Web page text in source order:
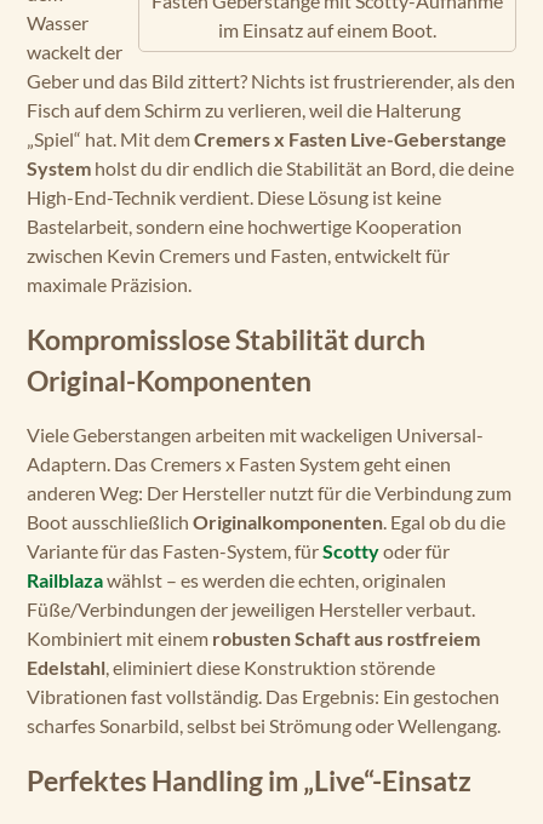
im Einsatz auf einem Boot.
Wasser
wackelt der
Geber und das Bild zittert? Nichts ist frustrierender, als den
Fisch auf dem Schirm zu verlieren, weil die Halterung
„Spiel“ hat. Mit demCremers x Fasten Live-Geberstange
System holst du dir endlich die Stabilität an Bord, die deine
High-End-Technik verdient. Diese Lösung ist keine
Bastelarbeit, sondern eine hochwertige Kooperation
zwischen Kevin Cremers und Fasten, entwickelt für
maximale Präzision.
Kompromisslose Stabilität durch
Original-Komponenten
Viele Geberstangen arbeiten mit wackeligen Universal-
Adaptern. Das Cremers x Fasten System geht einen
anderen Weg: Der Hersteller nutzt für die Verbindung zum
Boot ausschließlich Originalkomponenten. Egal ob du die
Variante für das Fasten-System, fürScottyoder für
Railblazawählst – es werden die echten, originalen
Füße/Verbindungen der jeweiligen Hersteller verbaut.
Kombiniert mit einem robusten Schaft aus rostfreiem
Edelstahl, eliminiert diese Konstruktion störende
Vibrationen fast vollständig. Das Ergebnis: Ein gestochen
scharfes Sonarbild, selbst bei Strömung oder Wellengang.
Perfektes Handling im „Live“-Einsatz